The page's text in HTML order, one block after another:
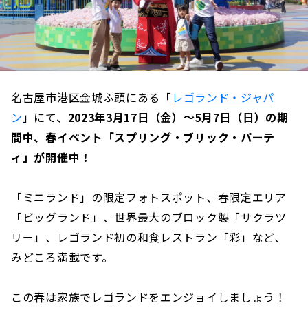
名古屋市港区金城ふ頭にある「 レゴランド・ジャパ
ン 」にて、 2023年3月17日（金）〜5月7日（日）の期
間中、春イベント「スプリング・ブリック・パーテ
ィ」が開催中！
「ミニランド」の限定フォトスポット、春限定エリア
「ビッグランド」、世界最大のブロック製「サクラツ
リー」、レゴランド初の和食レストラン「彩」など、
みどころ満載です。
この春は家族でレゴランドをエンジョイしましょう！